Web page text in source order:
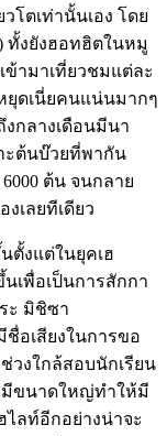
วโตเท่านั้นเอง โดย
ทั้งยังฮอทฮิตในหมู
ามาเที่ยวชมแต่ละ
ยุดเนี่ยคนแน่นมากๆ
งกลางเดือนมีนา
ะต้นบ๊วยที่พากัน
ต้น จนกลาย
เลยทีเดียว
ตั้งแต่ในยุคเฮ
นเพื่อเป็นการสักกา
ะ มิชิซา
ชื่อเสียงในการขอ
วงใกล้สอบนักเรียน
มีขนาดใหญ่ทำให้มี
ไลท์อีกอย่างน่าจะ